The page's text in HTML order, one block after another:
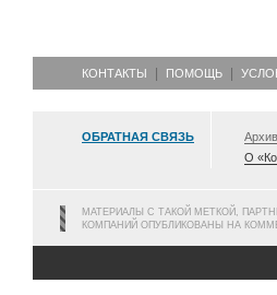
КОНТАКТЫ ПОМОЩЬ
ОБРАТНАЯ СВЯЗЬ Архив
О
МАТЕРИАЛЫ С ТАКОЙ МЕТКОЙ,
КОМПАНИЙ ОПУБЛИКОВАНЫ НА